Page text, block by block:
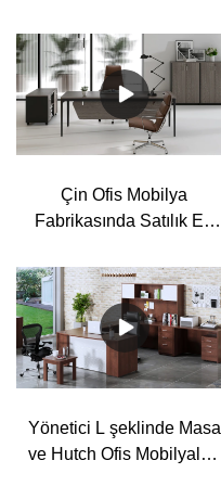
Çin Ofis Mobilya
Fabrikasında Satılık En
Yönetici L şeklinde Masa
ve Hutch Ofis Mobilyaları